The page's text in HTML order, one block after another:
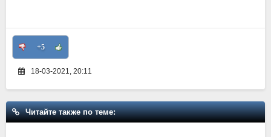
+5
18-03-2021, 20:11
Читайте также по теме: